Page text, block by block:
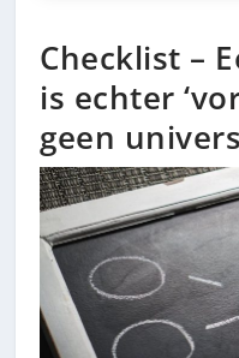
Checklist –
is echter
geen